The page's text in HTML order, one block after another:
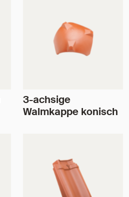
3-achsige
Walmkappe konisch